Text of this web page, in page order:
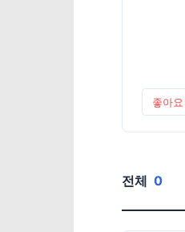
좋아요
전체 0